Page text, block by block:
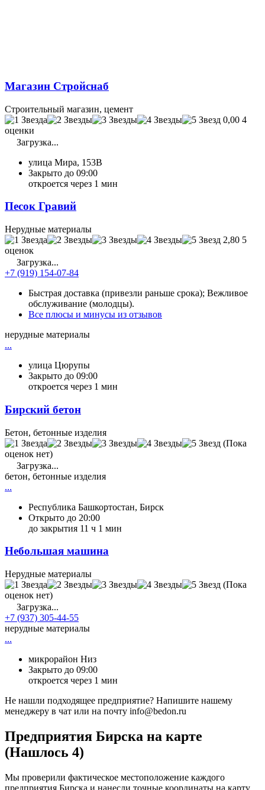
Магазин Стройснаб
Строительный магазин, цемент
0,00 4
оценки
Загрузка...
улица Мира, 153В
Закрыто до 09:00
откроется через 1 мин
Песок Гравий
Нерудные материалы
2,80 5
оценок
Загрузка...
+7 (919) 154-07-84
Быстрая доставка (привезли раньше срока); Вежливое
обслуживание (молодцы).
Все плюсы и минусы из отзывов
нерудные материалы
...
улица Цюрупы
Закрыто до 09:00
откроется через 1 мин
Бирский бетон
Бетон, бетонные изделия
(Пока
оценок нет)
Загрузка...
бетон, бетонные изделия
...
Республика Башкортостан, Бирск
Открыто до 20:00
до закрытия 11 ч 1 мин
Небольшая машина
Нерудные материалы
(Пока
оценок нет)
Загрузка...
+7 (937) 305-44-55
нерудные материалы
...
микрорайон Низ
Закрыто до 09:00
откроется через 1 мин
Не нашли подходящее предприятие? Напишите нашему
менеджеру в чат или на почту info@bedon.ru
Предприятия Бирска на карте
(Нашлось 4)
Мы проверили фактическое местоположение каждого
предприятия Бирска и нанесли точные координаты на карту.